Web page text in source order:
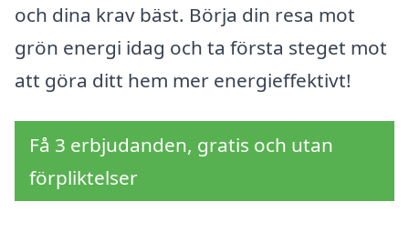
och dina krav bäst. Börja din resa mot
grön energi idag och ta första steget mot
att göra ditt hem mer energieffektivt!
Få 3 erbjudanden, gratis och utan
förpliktelser